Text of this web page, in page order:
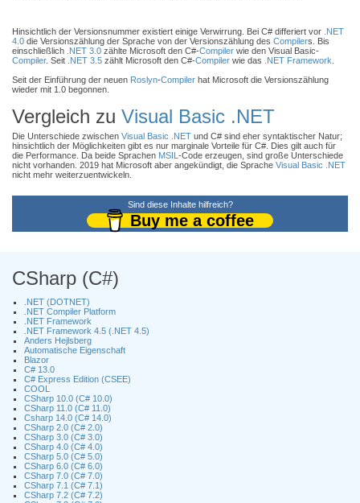
Hinsichtlich der Versionsnummer existiert einige Verwirrung. Bei C# differiert vor .NET
4.0 die Versionszählung der Sprache von der Versionszählung des Compilers. Bis
einschließlich .NET 3.0 zählte Microsoft den C#-Compiler wie den Visual Basic-
Compiler. Seit .NET 3.5 zählt Microsoft den C#-Compiler wie das .NET Framework
Seit der Einführung der neuen Roslyn-Compiler hat Microsoft die Versionszählung
wieder mit 1.0 begonnen.
Vergleich zu Visual Basic .NET
Die Unterschiede zwischen Visual Basic .NET und C# sind eher syntaktischer Natur;
hinsichtlich der Möglichkeiten gibt es nur marginale Vorteile für C#. Dies gilt auch für
die Performance. Da beide Sprachen MSIL -Code erzeugen, sind große Unterschiede
nicht vorhanden. 2019 hat Microsoft aber angekündigt, die Sprache Visual Basic .NET
nicht mehr weiterzuentwickeln.
Sind diese Inhalte hilfreich?
Buy me a coffee
CSharp (C#)
.NET (DOTNET)
.NET Compiler Platform
.NET Framework
.NET Framework 4.5 (.NET 4.5)
Anders Hejlsberg
Automatische Eigenschaft
Blazor
C# 13.0
C# Express Edition (CSEE)
COOL
CSharp 10.0 (C# 10.0)
CSharp 11.0 (C# 11.0)
Csharp 14.0 (C# 14.0)
CSharp 2.0 (C# 2.0)
CSharp 3.0 (C# 3.0)
CSharp 4.0 (C# 4.0)
CSharp 5.0 (C# 5.0)
CSharp 6.0 (C# 6.0)
CSharp 7.0 (C# 7.0)
CSharp 7.1 (C# 7.1)
CSharp 7.2 (C# 7.2)